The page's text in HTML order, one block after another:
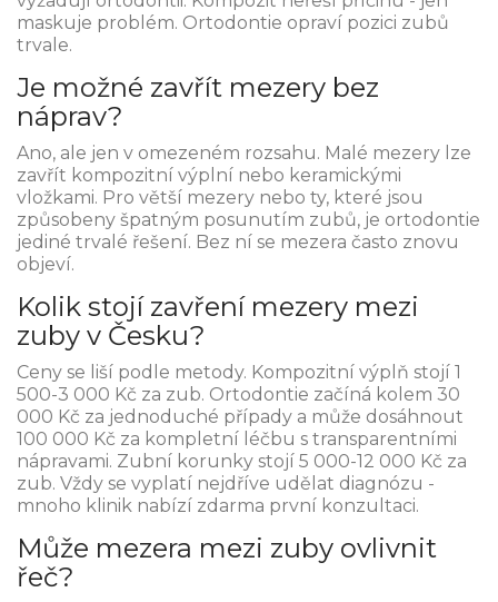
maskuje problém. Ortodontie opraví pozici zubů
trvale.
Je možné zavřít mezery bez
náprav?
Ano, ale jen v omezeném rozsahu. Malé mezery lze
zavřít kompozitní výplní nebo keramickými
vložkami. Pro větší mezery nebo ty, které jsou
způsobeny špatným posunutím zubů, je ortodontie
jediné trvalé řešení. Bez ní se mezera často znovu
objeví.
Kolik stojí zavření mezery mezi
zuby v Česku?
Ceny se liší podle metody. Kompozitní výplň stojí 1
500-3 000 Kč za zub. Ortodontie začíná kolem 30
000 Kč za jednoduché případy a může dosáhnout
100 000 Kč za kompletní léčbu s transparentními
nápravami. Zubní korunky stojí 5 000-12 000 Kč za
zub. Vždy se vyplatí nejdříve udělat diagnózu -
mnoho klinik nabízí zdarma první konzultaci.
Může mezera mezi zuby ovlivnit
řeč?